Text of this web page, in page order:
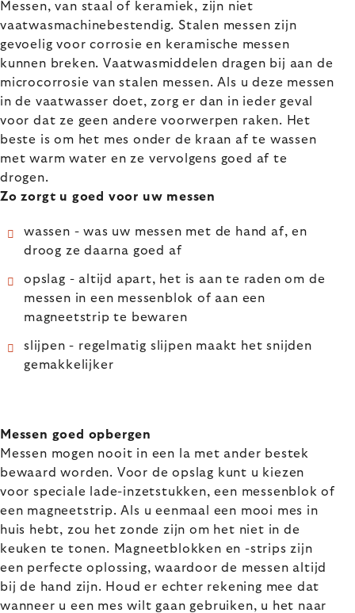
Messen, van staal of keramiek, zijn niet
vaatwasmachinebestendig. Stalen messen zijn
gevoelig voor corrosie en keramische messen
kunnen breken. Vaatwasmiddelen dragen bij aan de
microcorrosie van stalen messen. Als u deze messen
in de vaatwasser doet, zorg er dan in ieder geval
voor dat ze geen andere voorwerpen raken. Het
beste is om het mes onder de kraan af te wassen
met warm water en ze vervolgens goed af te
drogen.
Zo zorgt u goed voor uw messen
wassen - was uw messen met de hand af, en
droog ze daarna goed af
opslag - altijd apart, het is aan te raden om de
messen in een messenblok of aan een
magneetstrip te bewaren
slijpen - regelmatig slijpen maakt het snijden
gemakkelijker
Messen goed opbergen
Messen mogen nooit in een la met ander bestek
bewaard worden. Voor de opslag kunt u kiezen
voor speciale lade-inzetstukken, een messenblok of
een magneetstrip. Als u eenmaal een mooi mes in
huis hebt, zou het zonde zijn om het niet in de
keuken te tonen. Magneetblokken en -strips zijn
een perfecte oplossing, waardoor de messen altijd
bij de hand zijn. Houd er echter rekening mee dat
wanneer u een mes wilt gaan gebruiken, u het naar